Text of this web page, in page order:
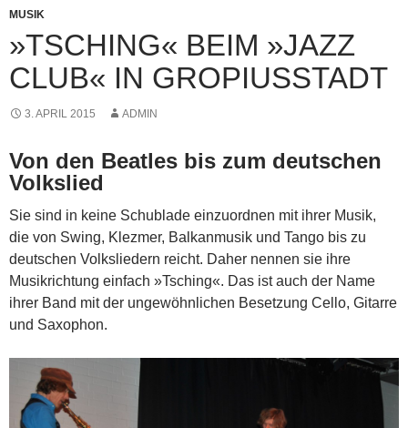
MUSIK
»TSCHING« BEIM »JAZZ
CLUB« IN GROPIUSSTADT
3. APRIL 2015 ADMIN
Von den Beatles bis zum deutschen
Volkslied
Sie sind in keine Schublade einzuordnen mit ihrer Musik,
die von ­Swing, Klezmer, Balkanmusik und Tango bis zu
deutschen Volksliedern reicht. Daher nennen sie ihre
Musikrichtung einfach »Tsching«. Das ist auch der Name
ihrer Band mit der ungewöhnlichen Besetzung Cello, Gitarre
und Saxophon.